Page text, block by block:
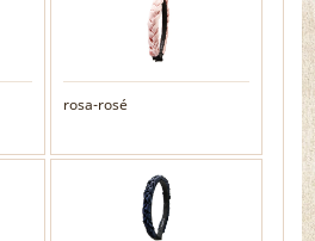
rosa-rosé